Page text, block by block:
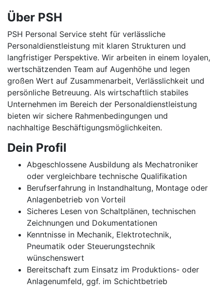
Über PSH
PSH Personal Service steht für verlässliche
Personaldienstleistung mit klaren Strukturen und
langfristiger Perspektive. Wir arbeiten in einem loyalen,
wertschätzenden Team auf Augenhöhe und legen
großen Wert auf Zusammenarbeit, Verlässlichkeit und
persönliche Betreuung. Als wirtschaftlich stabiles
Unternehmen im Bereich der Personaldienstleistung
bieten wir sichere Rahmenbedingungen und
nachhaltige Beschäftigungsmöglichkeiten.
Dein Profil
Abgeschlossene Ausbildung als Mechatroniker
oder vergleichbare technische Qualifikation
Berufserfahrung in Instandhaltung, Montage oder
Anlagenbetrieb von Vorteil
Sicheres Lesen von Schaltplänen, technischen
Zeichnungen und Dokumentationen
Kenntnisse in Mechanik, Elektrotechnik,
Pneumatik oder Steuerungstechnik
wünschenswert
Bereitschaft zum Einsatz im Produktions- oder
Anlagenumfeld, ggf. im Schichtbetrieb